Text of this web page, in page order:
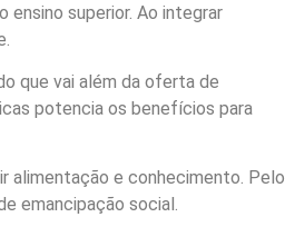
ensino superior. Ao integrar
que vai além da oferta de
potencia os benefícios para
alimentação e conhecimento. Pelo
emancipação social.